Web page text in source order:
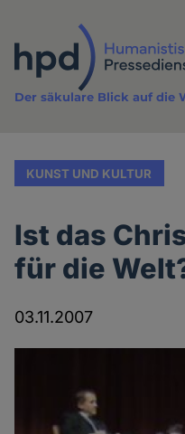
Inhalt
Der säkulare Blick auf die
KUNST UND KULTUR
Ist das
für die
03.11.2007